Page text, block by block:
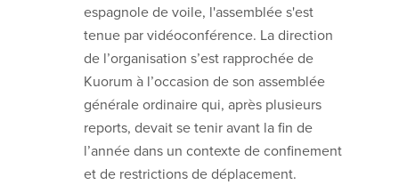
espagnole de voile, l'assemblée s'est
tenue par vidéoconférence. La direction
de l’organisation s’est rapprochée de
Kuorum à l’occasion de son assemblée
générale ordinaire qui, après plusieurs
reports, devait se tenir avant la fin de
l’année dans un contexte de confinement
et de restrictions de déplacement.